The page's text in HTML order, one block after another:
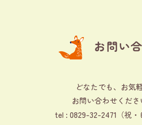
お問い
どなたでも、お気
お問い合わせくださ
tel : 0829-32-2471 （祝